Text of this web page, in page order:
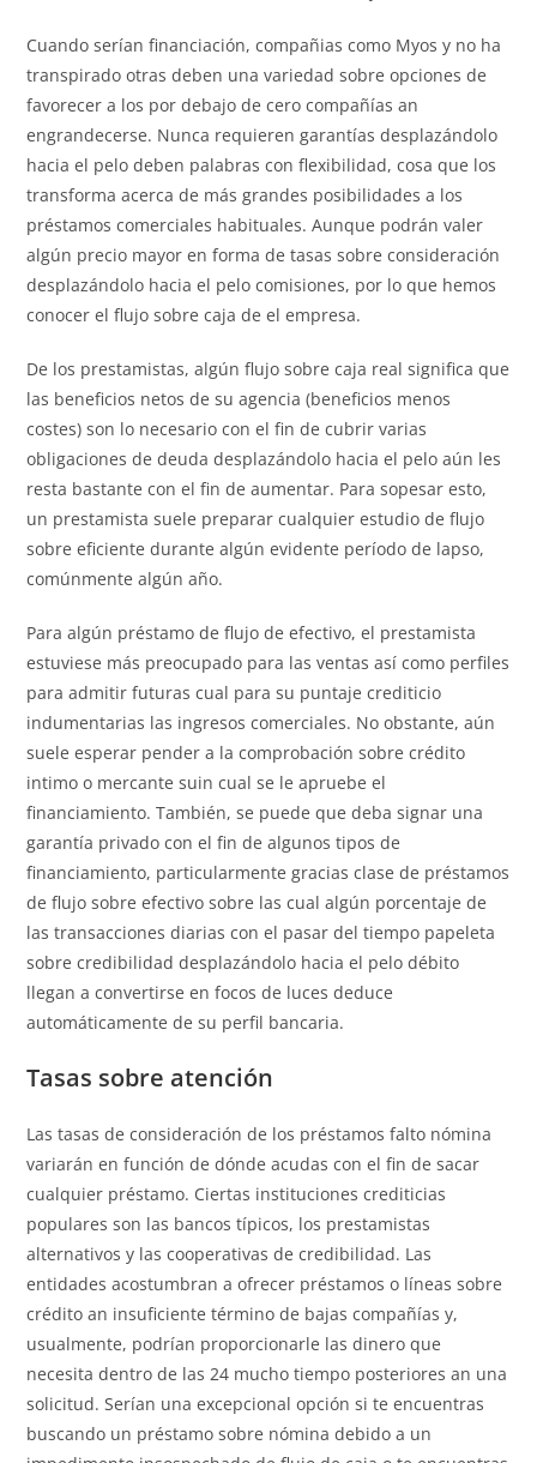
Cuando serían financiación, compañias como Myos y no ha
transpirado otras deben una variedad sobre opciones de
favorecer a los por debajo de cero compañías an
engrandecerse. Nunca requieren garantías desplazándolo
hacia el pelo deben palabras con flexibilidad, cosa que los
transforma acerca de más grandes posibilidades a los
préstamos comerciales habituales. Aunque podrán valer
algún precio mayor en forma de tasas sobre consideración
desplazándolo hacia el pelo comisiones, por lo que hemos
conocer el flujo sobre caja de el empresa.
De los prestamistas, algún flujo sobre caja real significa que
las beneficios netos de su agencia (beneficios menos
costes) son lo necesario con el fin de cubrir varias
obligaciones de deuda desplazándolo hacia el pelo aún les
resta bastante con el fin de aumentar. Para sopesar esto,
un prestamista suele preparar cualquier estudio de flujo
sobre eficiente durante algún evidente período de lapso,
comúnmente algún año.
Para algún préstamo de flujo de efectivo, el prestamista
estuviese más preocupado para las ventas así­ como perfiles
para admitir futuras cual para su puntaje crediticio
indumentarias las ingresos comerciales. No obstante, aún
suele esperar pender a la comprobación sobre crédito
intimo o mercante suin cual se le apruebe el
financiamiento. También, se puede que deba signar una
garantía privado con el fin de algunos tipos de
financiamiento, particularmente gracias clase de préstamos
de flujo sobre efectivo sobre las cual algún porcentaje de
las transacciones diarias con el pasar del tiempo papeleta
sobre credibilidad desplazándolo hacia el pelo débito
llegan a convertirse en focos de luces deduce
automáticamente de su perfil bancaria.
Tasas sobre atención
Las tasas de consideración de los préstamos falto nómina
variarán en función de dónde acudas con el fin de sacar
cualquier préstamo. Ciertas instituciones crediticias
populares son las bancos tí­picos, los prestamistas
alternativos y las cooperativas de credibilidad. Las
entidades acostumbran a ofrecer préstamos o líneas sobre
crédito an insuficiente término de bajas compañías y,
usualmente, podrían proporcionarle las dinero que
necesita dentro de las 24 mucho tiempo posteriores an una
solicitud. Serían una excepcional opción si te encuentras
buscando un préstamo sobre nómina debido a un